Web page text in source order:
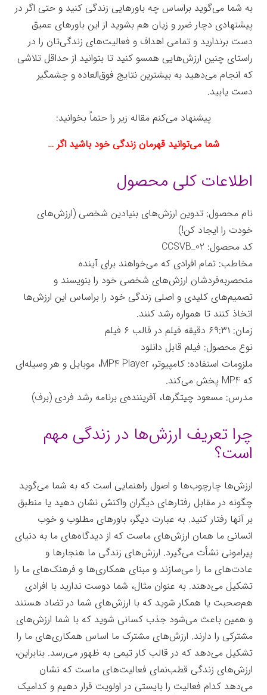
به شما می‌گوید براساس چه باورهایی زندگی کنید و حتی اگر در
پیشنهادی دچار ضرر و زیان هم بشوید از این باورهای عمیق
دست برندارید و تمامی اهداف و فعالیت‌های زندگی‌تان را در
راستای چنین ارزش‌هایی همسو کنید تا بتوانید از حداقل تلاشی
که انجام می‌دهید به بیشترین نتایج فوق‌العاده و چشمگیر
دست یابید.
پیشنهاد می‌کنم مقاله زیر را حتماً بخوانید:
شما می‌توانید قهرمان زندگی خود باشید اگر …
اطلاعات کلی محصول
نام محصول: تدوین ارزش‌های بنیادین شخصی (ارزش‌های
خودت را ایجاد کن!)
کد محصول: CCSVB_02
مخاطب: تمام افرادی که می‌خواهند برای آینده
منحصربه‌فردشان ارزش‌های شخصی خود را بنویسند و
تصمیم‌های کلیدی و اصلی زندگی خود را براساس این ارزش‌ها
اتخاذ کنند تا همواره رشد کنند.
زمان: ۶۹:۳۱ دقیقه فیلم در قالب ۶ فیلم
نوع محصول: فیلم قابل دانلود
ملزومات استفاده:
کامپیوتر، MP4 Player، موبایل و هر وسیله‌ای
که MP4 پخش می‌کند
.
مدرس: مسعود چیتگرها، آفریننده‌ی برنامه رشد فردی (برف)
چرا تعریف ارزش‌ها در زندگی مهم
است؟
ارزش‌ها چارچوب‌ها و اصول راهنمایی است که به شما می‌گوید
چگونه در مقابل رفتارهای دیگران واکنش نشان دهید یا منطبق
بر آنها رفتار کنید. به عبارت دیگر، باورهای مطلوب و خوب
انسانی ما همان ارزش‌های ماست که از دیدگاه‌های ما به دنیای
پیرامونی نشأت می‌گیرد. ارزش‌های زندگی ما هنجارها و
عادت‌های ما را می‌سازند و مبنای همکاری‌ها و فرهنک‌های ما را
تشکیل می‌دهند. به عنوان مثال، شما دوست ندارید با افرادی
هم‌صحبت یا همکار شوید که با ارزش‌های شما در تضاد هستند
و همین باعث می‌شود جذب کسانی شوید که با شما ارزش‌های
مشترکی را دارند. ارزش‌های مشترک ما اساس همکاری‌های ما را
تشکیل می‌دهد که در قالب کار تیمی به ظهور می‌رسد. بنابراین،
ارزش‌های زندگی قطب‌نمای فعالیت‌های ماست که نشان
می‌دهد کدام فعالیت را بایستی در اولویت قرار دهیم و کدامیک